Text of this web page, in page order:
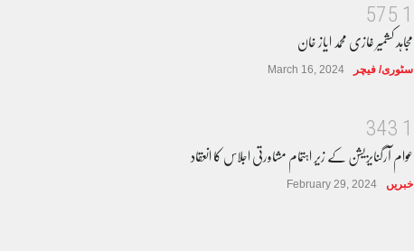
1
5
7
5
مجاہد کشمیر غازی محمد ایاز خان
سٹوری/ فیچر March 16, 2024
1
3
4
3
عوام آرگنایزیشن کے زیر اہتمام مشاورتی اجلاس کا انعقاد
خبریں February 29, 2024